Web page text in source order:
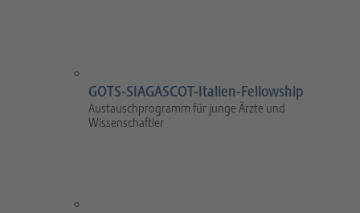
GOTS-SIAGASCOT-Italien-Fellowship
Austauschprogramm für junge Ärzte und
Wissenschaftler